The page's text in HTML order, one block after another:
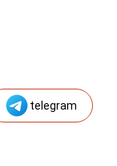
telegram